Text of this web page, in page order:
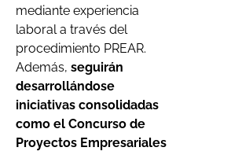
mediante experiencia
laboral a través del
procedimiento PREAR.
Además, seguirán
desarrollándose
iniciativas consolidadas
como el Concurso de
Proyectos Empresariales